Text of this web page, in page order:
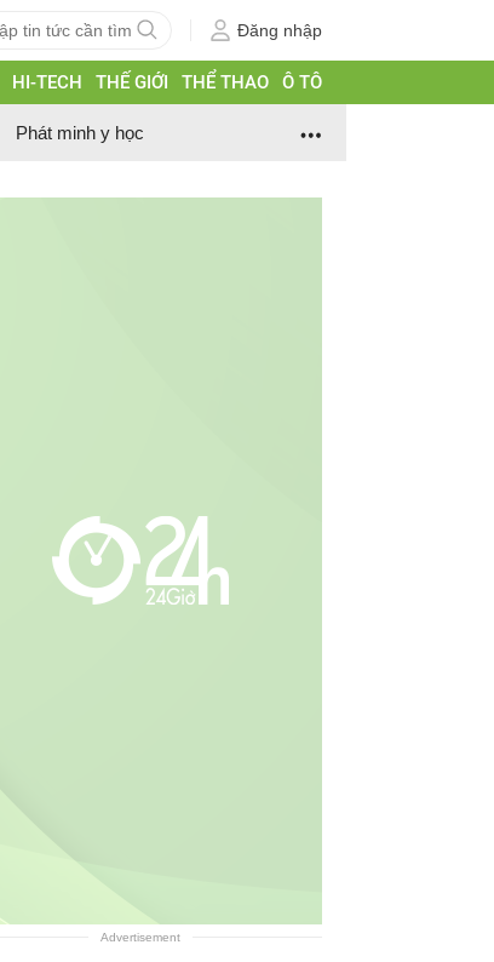
Đăng nhập
HI-TECH THẾ GIỚI THỂ THAO Ô TÔ
Phát minh y học
Advertisement